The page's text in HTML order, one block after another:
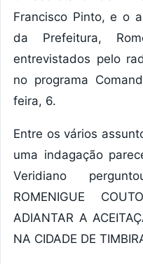
Francisco Pinto, e o
da Prefeitura,
entrevistados pelo
no programa
feira, 6.
Entre os vários
uma indagação
Veridiano
ROMENIGUE
ADIANTAR A
NA CIDADE DE